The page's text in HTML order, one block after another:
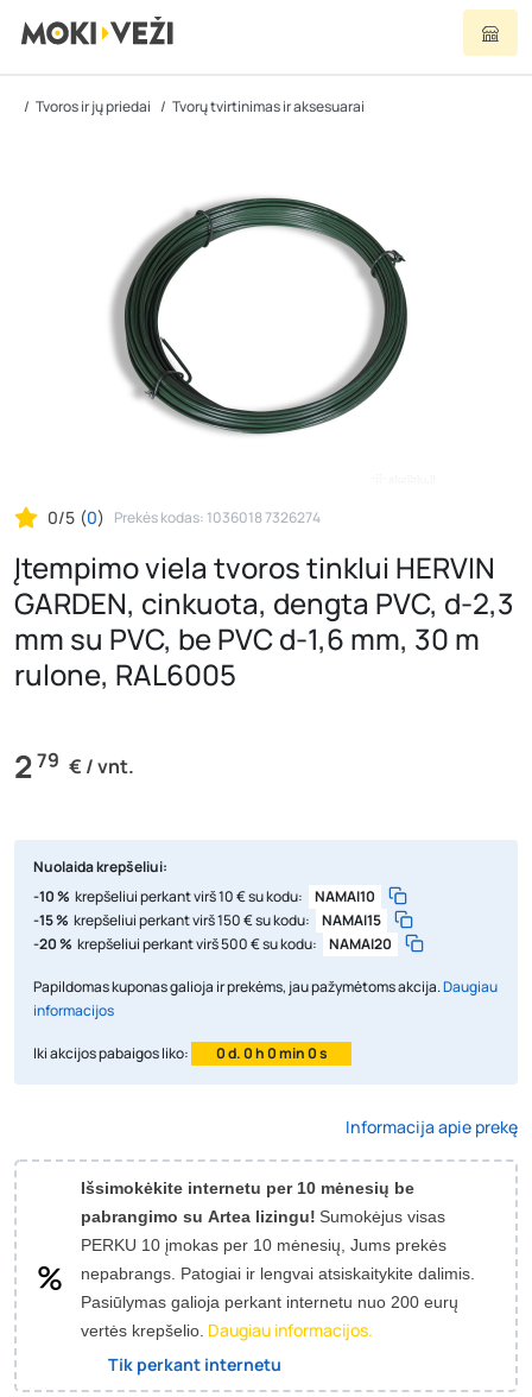
Tvoros ir jų priedai Tvorų tvirtinimas ir aksesuarai
0/5 (0) Prekės kodas: 1036018 7326274
Įtempimo viela tvoros tinklui HERVIN
GARDEN, cinkuota, dengta PVC, d-2,3
mm su PVC, be PVC d-1,6 mm, 30 m
rulone, RAL6005
279 € / vnt.
Nuolaida krepšeliui:
-10 %
krepšeliui perkant virš 10 € su kodu:
NAMAI10
-15 %
krepšeliui perkant virš 150 € su kodu:
NAMAI15
-20 %
krepšeliui perkant virš 500 € su kodu: NAMAI20
Papildomas kuponas galioja ir prekėms, jau pažymėtoms akcija.Daugiau
informacijos
Iki akcijos pabaigos liko: 0 d. 0 h 0 min 0 s
Informacija apie prekę
Išsimokėkite internetu per 10 mėnesių be
pabrangimo su Artea lizingu! Sumokėjus visas
PERKU 10 įmokas per 10 mėnesių, Jums prekės
nepabrangs. Patogiai ir lengvai atsiskaitykite dalimis.
Pasiūlymas galioja perkant internetu nuo 200 eurų
vertės krepšelio. Daugiau informacijos.
Tik perkant internetu